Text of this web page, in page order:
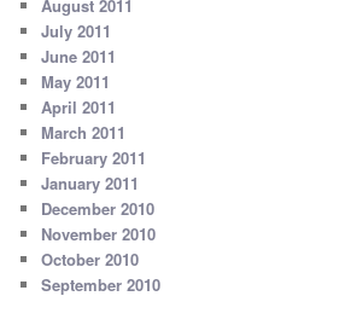
August 2011
July 2011
June 2011
May 2011
April 2011
March 2011
February 2011
January 2011
December 2010
November 2010
October 2010
September 2010